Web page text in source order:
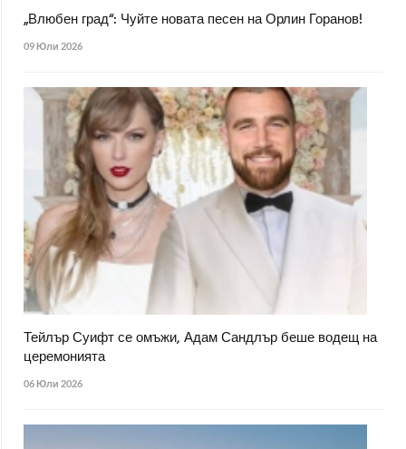
„Влюбен град“: Чуйте новата песен на Орлин Горанов!
09 Юли 2026
Тейлър Суифт се омъжи, Адам Сандлър беше водещ на
церемонията
06 Юли 2026